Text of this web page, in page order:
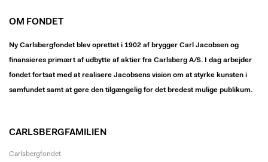
OM FONDET
Ny Carlsbergfondet blev oprettet i 1902 af brygger Carl Jacobsen og
finansieres primært af udbytte af aktier fra Carlsberg A/S. I dag arbejder
fondet fortsat med at realisere Jacobsens vision om at styrke kunsten i
samfundet samt at gøre den tilgængelig for det bredest mulige publikum.
CARLSBERGFAMILIEN
Carlsbergfondet